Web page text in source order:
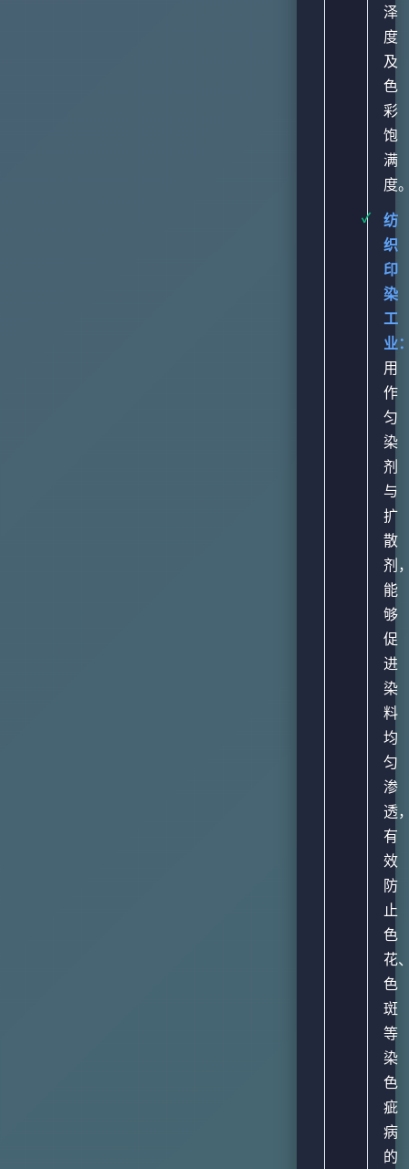
泽
度
及
色
彩
饱
满
度
纺
织
印
染
工
业
用
作
匀
染
剂
与
扩
散
剂
能
够
促
进
染
料
均
匀
渗
透
有
效
防
止
色
花
色
斑
等
染
色
疵
病
的